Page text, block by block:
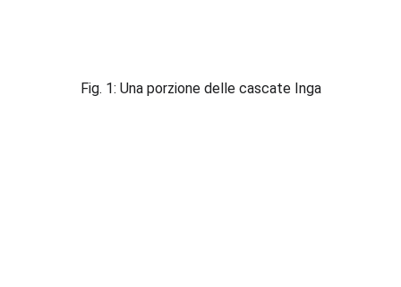
Fig. 1: Una porzione delle cascate Inga